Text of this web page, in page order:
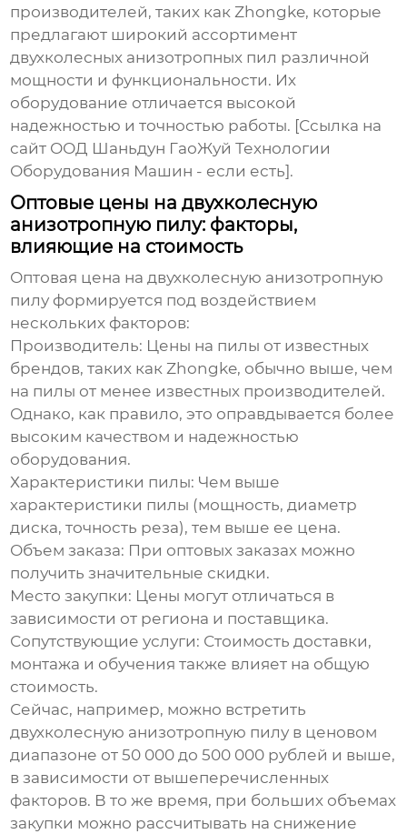
производителей, таких как Zhongke, которые
предлагают широкий ассортимент
двухколесных анизотропных пил различной
мощности и функциональности. Их
оборудование отличается высокой
надежностью и точностью работы. [Ссылка на
сайт ООД Шаньдун ГаоЖуй Технологии
Оборудования Машин - если есть].
Оптовые цены на двухколесную
анизотропную пилу: факторы,
влияющие на стоимость
Оптовая цена на двухколесную анизотропную
пилу формируется под воздействием
нескольких факторов:
Производитель: Цены на пилы от известных
брендов, таких как Zhongke, обычно выше, чем
на пилы от менее известных производителей.
Однако, как правило, это оправдывается более
высоким качеством и надежностью
оборудования.
Характеристики пилы: Чем выше
характеристики пилы (мощность, диаметр
диска, точность реза), тем выше ее цена.
Объем заказа: При оптовых заказах можно
получить значительные скидки.
Место закупки: Цены могут отличаться в
зависимости от региона и поставщика.
Сопутствующие услуги: Стоимость доставки,
монтажа и обучения также влияет на общую
стоимость.
Сейчас, например, можно встретить
двухколесную анизотропную пилу в ценовом
диапазоне от 50 000 до 500 000 рублей и выше,
в зависимости от вышеперечисленных
факторов. В то же время, при больших объемах
закупки можно рассчитывать на снижение